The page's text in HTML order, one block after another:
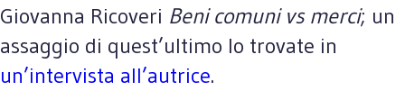
Giovanna Ricoveri Beni comuni vs merci; un
assaggio di quest’ultimo lo trovate in
un’intervista all’autrice.